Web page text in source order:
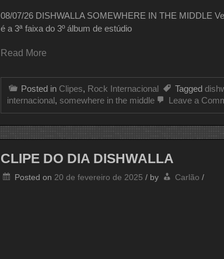
08/07/26 DISHWALLA SOMEWHERE IN THE MIDDLE
é a 3ª faixa do 3º álbum de estúdio
Read More
Posted in Clipes, Rock Internacional Tagged
internacional, somewhere in the middle Leave a
CLIPE DO DIA DISHWALLA
Posted on 20 de fevereiro de 2025 / by Carlão /